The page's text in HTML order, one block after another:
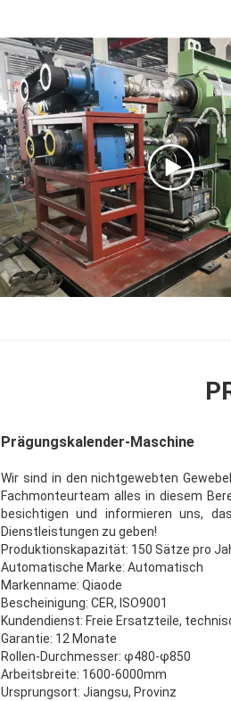
Prägungskalender-Maschine
Wir sind in den nichtgewebten
Fachmonteurteam alles in diesem
besichtigen und informieren uns,
Dienstleistungen zu geben!
Produktionskapazität: 150 Sätze pro
Automatische Marke: Automatisch
Markenname: Qiaode
Bescheinigung: CER, ISO9001
Kundendienst: Freie Ersatzteile,
Garantie: 12 Monate
Rollen-Durchmesser: φ480-φ850
Arbeitsbreite: 1600-6000mm
Ursprungsort: Jiangsu, Provinz